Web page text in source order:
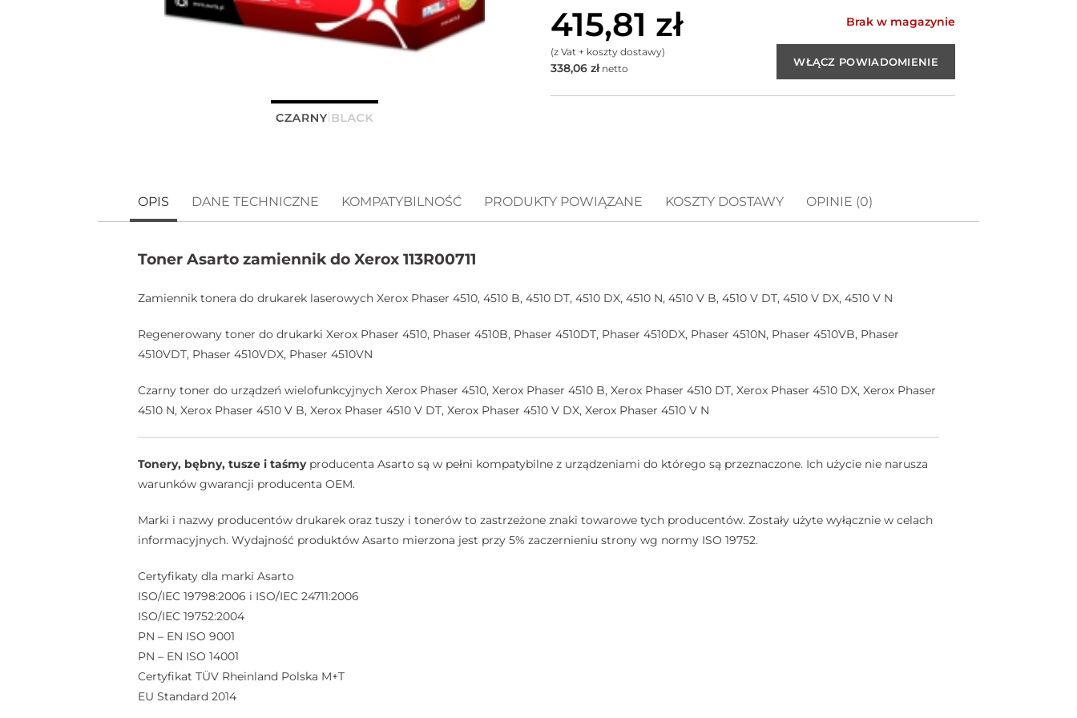
415,81 zł
(z Vat + koszty dostawy)
338,06 złnetto
Brak w magazynie
OPIS DANE TECHNICZNE KOMPATYBILNOŚĆ PRODUKTY POWIĄZANE KOSZTY DOSTAWY OPINIE (0)
Toner Asarto zamiennik do Xerox 113R00711
Zamiennik tonera do drukarek laserowych Xerox Phaser 4510, 4510 B, 4510 DT, 4510 DX, 4510 N, 4510 V B, 4510 V DT, 4510 V DX, 4510 V N
Regenerowany toner do drukarki Xerox Phaser 4510, Phaser 4510B, Phaser 4510DT, Phaser 4510DX, Phaser 4510N, Phaser 4510VB, Phaser
4510VDT, Phaser 4510VDX, Phaser 4510VN
Czarny toner do urządzeń wielofunkcyjnych Xerox Phaser 4510, Xerox Phaser 4510 B, Xerox Phaser 4510 DT, Xerox Phaser 4510 DX, Xerox Phaser
4510 N, Xerox Phaser 4510 V B, Xerox Phaser 4510 V DT, Xerox Phaser 4510 V DX, Xerox Phaser 4510 V N
Tonery, bębny, tusze i taśmyproducenta Asarto są w pełni kompatybilne z urządzeniami do którego są przeznaczone. Ich użycie nie narusza
warunków gwarancji producenta OEM.
Marki i nazwy producentów drukarek oraz tuszy i tonerów to zastrzeżone znaki towarowe tych producentów. Zostały użyte wyłącznie w celach
informacyjnych. Wydajność produktów Asarto mierzona jest przy 5% zaczernieniu strony wg normy ISO 19752.
Certyfikaty dla marki Asarto
ISO/IEC 19798:2006 i ISO/IEC 24711:2006
ISO/IEC 19752:2004
PN – EN ISO 9001
PN – EN ISO 14001
Certyfikat TÜV Rheinland Polska M+T
EU Standard 2014